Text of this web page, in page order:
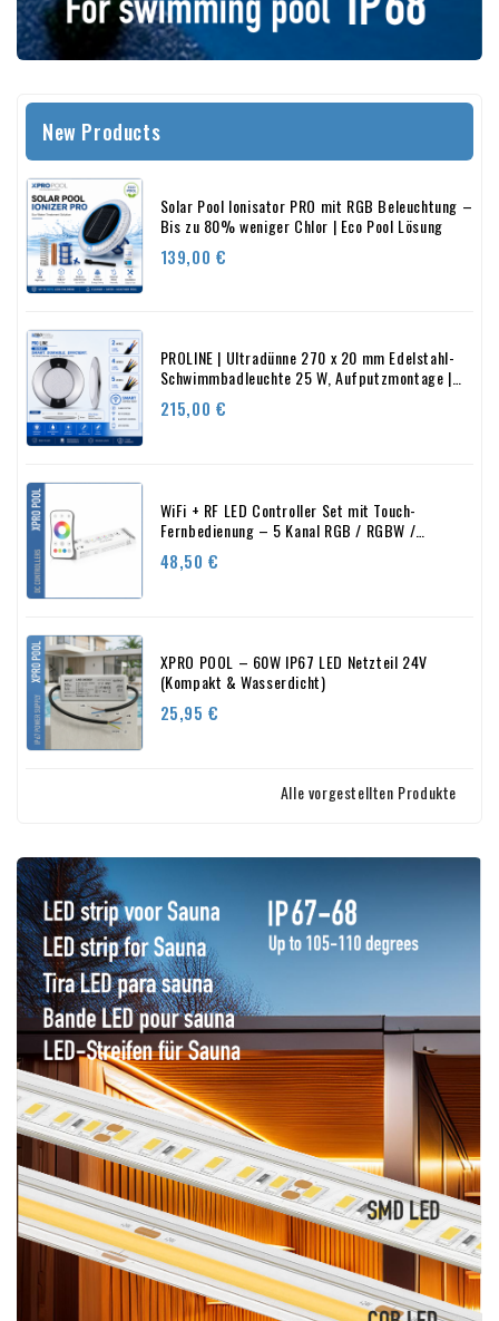
New Products
Solar Pool Ionisator PRO mit RGB Beleuchtung –
Bis zu 80% weniger Chlor | Eco Pool Lösung
139,00 €
PROLINE | Ultradünne 270 x 20 mm Edelstahl-
Schwimmbadleuchte 25 W, Aufputzmontage |
WEISS – RGB
215,00 €
WiFi + RF LED Controller Set mit Touch-
Fernbedienung – 5 Kanal RGB / RGBW /
RGB+CCT 12–24V
48,50 €
XPRO POOL – 60W IP67 LED Netzteil 24V
(Kompakt & Wasserdicht)
25,95 €
Alle vorgestellten Produkte